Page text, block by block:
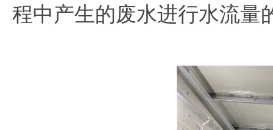
程中产生的废水进行水流量